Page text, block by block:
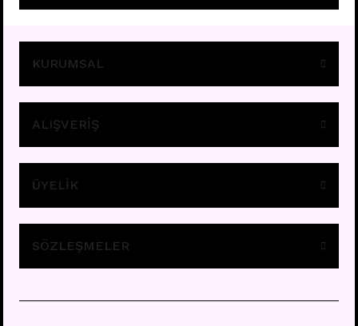
Fiyatları görebilmek içinüye girişi yapınız.
KURUMSAL
ALIŞVERİŞ
ÜYELİK
SÖZLEŞMELER